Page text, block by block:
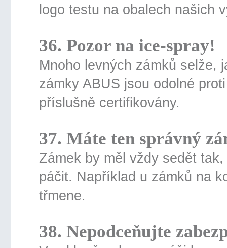
logo testu na obalech našich
36. Pozor na ice-spray!
Mnoho levných zámků selže,
zámky ABUS jsou odolné
příslušně certifikovány.
37. Máte ten správný
Zámek by měl vždy sedět
páčit. Například u zámků na
třmene.
38. Nepodceňujte